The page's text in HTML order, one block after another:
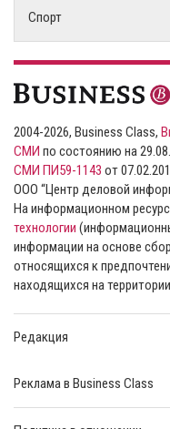
Спорт
2004-2026, Business Class,
СМИ по состоянию на
СМИ ПИ59-1143 от
ООО “Центр деловой
На информационном
технологии
информации на основе
относящихся к
находящихся на
Редакция
Реклама в Business Class